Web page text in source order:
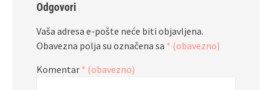
Odgovori
Vaša adresa e-pošte neće biti objavljena.
Obavezna polja su označena sa * (obavezno)
Komentar * (obavezno)